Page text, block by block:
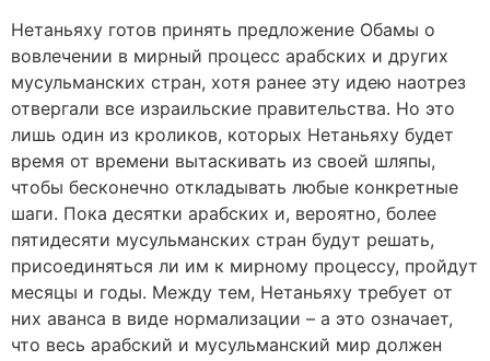
Нетаньяху готов принять предложение Обамы о
вовлечении в мирный процесс арабских и других
мусульманских стран, хотя ранее эту идею наотрез
отвергали все израильские правительства. Но это
лишь один из кроликов, которых Нетаньяху будет
время от времени вытаскивать из своей шляпы,
чтобы бесконечно откладывать любые конкретные
шаги. Пока десятки арабских и, вероятно, более
пятидесяти мусульманских стран будут решать,
присоединяться ли им к мирному процессу, пройдут
месяцы и годы. Между тем, Нетаньяху требует от
них аванса в виде нормализации – а это означает,
что весь арабский и мусульманский мир должен